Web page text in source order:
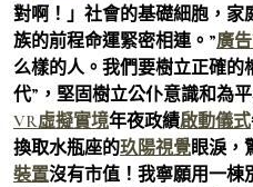
對啊！」社會的基礎細胞，
族的前程命運緊密相連。”廣
么樣的人。我們要樹立正確的
代”，堅固樹立公仆意識和為
VR虛擬實境年夜政績啟動儀式
換取水瓶座的玖陽視覺眼淚，
裝置沒有市值！我寧願用一棟